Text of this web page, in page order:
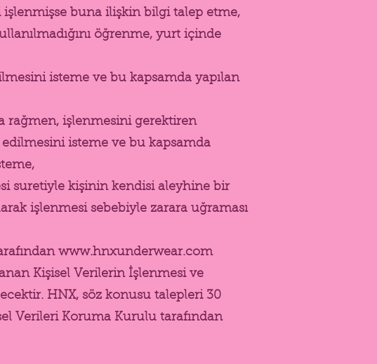
buna ilişkin bilgi talep etme,
öğrenme, yurt içinde
isteme ve bu kapsamda yapılan
rağmen, işlenmesini gerektiren
isteme ve bu kapsamda
suretiyle kişinin kendisi aleyhine bir
işlenmesi sebebiyle zarara uğraması
www.hnxunderwear.com
Kişisel Verilerin İşlenmesi ve
HNX, söz konusu talepleri 30
Verileri Koruma Kurulu tarafından